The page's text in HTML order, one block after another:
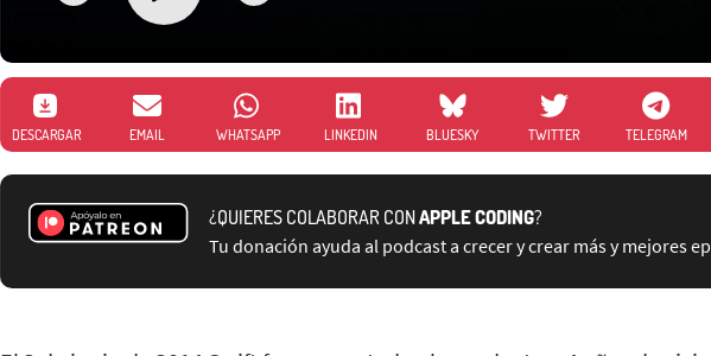
DESCARGAR EMAIL WHATSAPP LINKEDIN BLUESKY TWITTER TELEGRAM
¿QUIERES COLABORAR CONAPPLE CODING?
Tu donación ayuda al podcast a crecer y crear más y mejores